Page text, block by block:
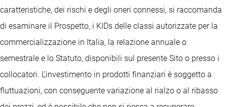
caratteristiche, dei rischi e degli oneri connessi, si raccomanda
di esaminare il Prospetto, i KIDs delle classi autorizzate per la
commercializzazione in Italia, la relazione annuale o
semestrale e lo Statuto, disponibili sul presente Sito o presso i
collocatori. L’investimento in prodotti finanziari è soggetto a
fluttuazioni, con conseguente variazione al rialzo o al ribasso